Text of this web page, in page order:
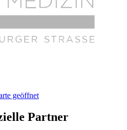
geöffnet
Partner